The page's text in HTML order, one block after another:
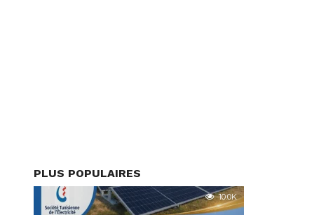
PLUS POPULAIRES
10.0K